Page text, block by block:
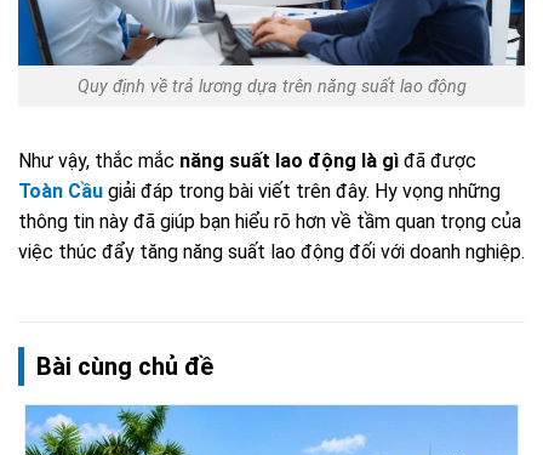
Quy định về trả lương dựa trên năng suất lao động
Như vậy, thắc mắc năng suất lao động là gì đã được
Toàn Cầu giải đáp trong bài viết trên đây. Hy vọng những
thông tin này đã giúp bạn hiểu rõ hơn về tầm quan trọng của
việc thúc đẩy tăng năng suất lao động đối với doanh nghiệp.
Bài cùng chủ đề